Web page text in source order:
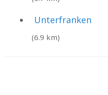
Unterfranken
(6.9 km)